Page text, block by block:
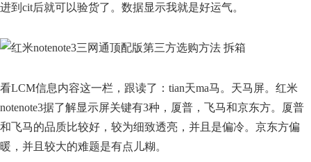
进到cit后就可以验货了。数据显示我就是好运气。
看LCM信息内容这一栏，跟读了：tian天ma马。天马屏。红米
notenote3据了解显示屏关键有3种，厦普，飞马和京东方。厦普
和飞马的品质比较好，较为细致透亮，并且是偏冷。京东方偏
暖，并且较大的难题是有点儿糊。